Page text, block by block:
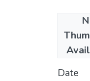
(4.69
Date